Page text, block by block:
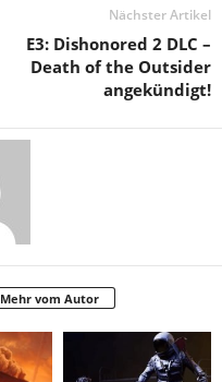
Nächster Artikel
E3: Dishonored 2 DLC –
Death of the Outsider
angekündigt!
Mehr vom Autor